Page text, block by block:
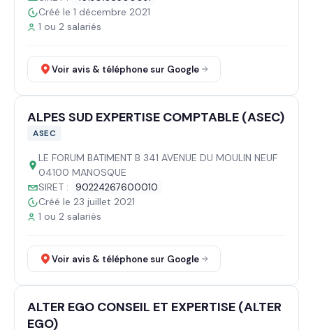
Créé le 1 décembre 2021
1 ou 2 salariés
Voir avis & téléphone sur Google
ALPES SUD EXPERTISE COMPTABLE (ASEC)
ASEC
LE FORUM BATIMENT B 341 AVENUE DU MOULIN NEUF
04100 MANOSQUE
SIRET :
90224267600010
Créé le 23 juillet 2021
1 ou 2 salariés
Voir avis & téléphone sur Google
ALTER EGO CONSEIL ET EXPERTISE (ALTER
EGO)